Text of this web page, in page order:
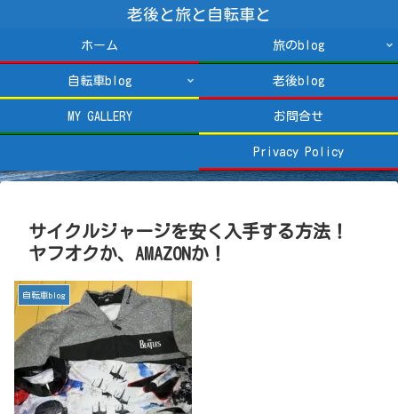
老後と旅と自転車と
ホーム 旅のblog
自転車blog 老後blog
MY GALLERY お問合せ
Privacy Policy
サイクルジャージを安く入手する方法！
ヤフオクか、AMAZONか！
自転車blog